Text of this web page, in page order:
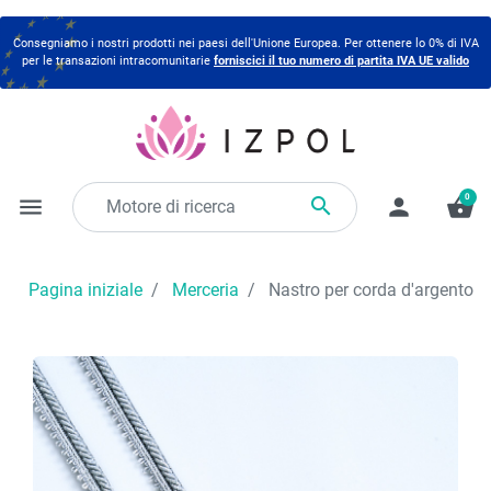
Consegniamo i nostri prodotti nei paesi dell'Unione Europea. Per ottenere lo 0% di IVA
per le transazioni intracomunitarie forniscici il tuo numero di partita IVA UE valido
menu  person shopping_basket
0
Pagina iniziale Merceria Nastro per corda d'argento